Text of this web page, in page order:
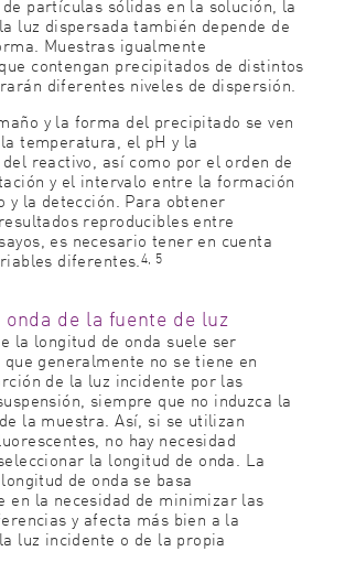
partículas sólidas en la solución, la
luz dispersada también depende de
Muestras igualmente
contengan precipitados de distintos
diferentes niveles de dispersión.
y la forma del precipitado se ven
temperatura, el pH y la
reactivo, así como por el orden de
y el intervalo entre la formación
y la detección. Para obtener
reproducibles entre
es necesario tener en cuenta
diferentes.4, 5
de la fuente de luz
la longitud de onda suele ser
generalmente no se tiene en
de la luz incidente por las
siempre que no induzca la
la muestra. Así, si se utilizan
no hay necesidad
la longitud de onda. La
de onda se basa
en la necesidad de minimizar las
y afecta más bien a la
luz incidente o de la propia